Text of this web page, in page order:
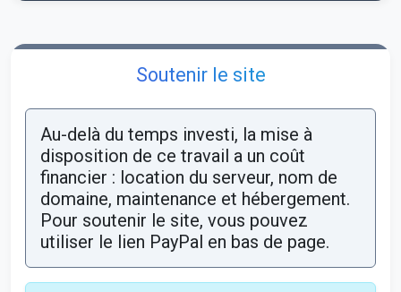
Soutenir le site
Au-delà du temps investi, la mise à
disposition de ce travail a un coût
financier : location du serveur, nom de
domaine, maintenance et hébergement.
Pour soutenir le site, vous pouvez
utiliser le lien PayPal en bas de page.